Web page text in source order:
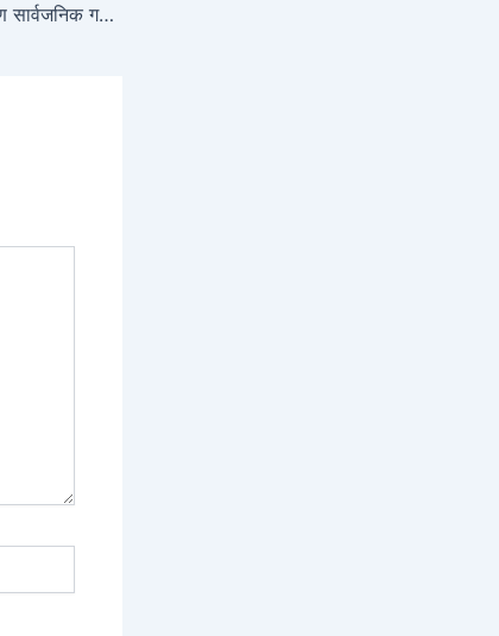
बैशाख मिहनाकाे वितिय विवरण सार्वजनिक गरिएकाे सम्वन्धमा